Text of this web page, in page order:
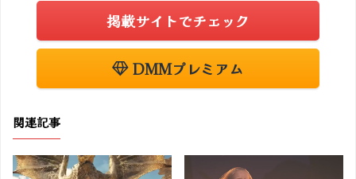
掲載サイトでチェック
DMMプレミアム
関連記事